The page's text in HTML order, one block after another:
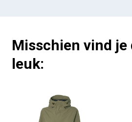
Misschien vind je
leuk: